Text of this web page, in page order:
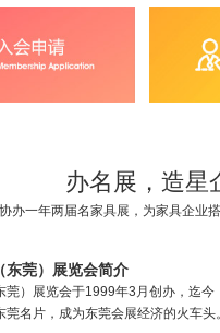
办名展，造星
协办一年两届名家具展，为家具企业
东莞）展览会简介
莞）展览会于1999年3月创办，迄
莞名片，成为东莞会展经济的火车头。